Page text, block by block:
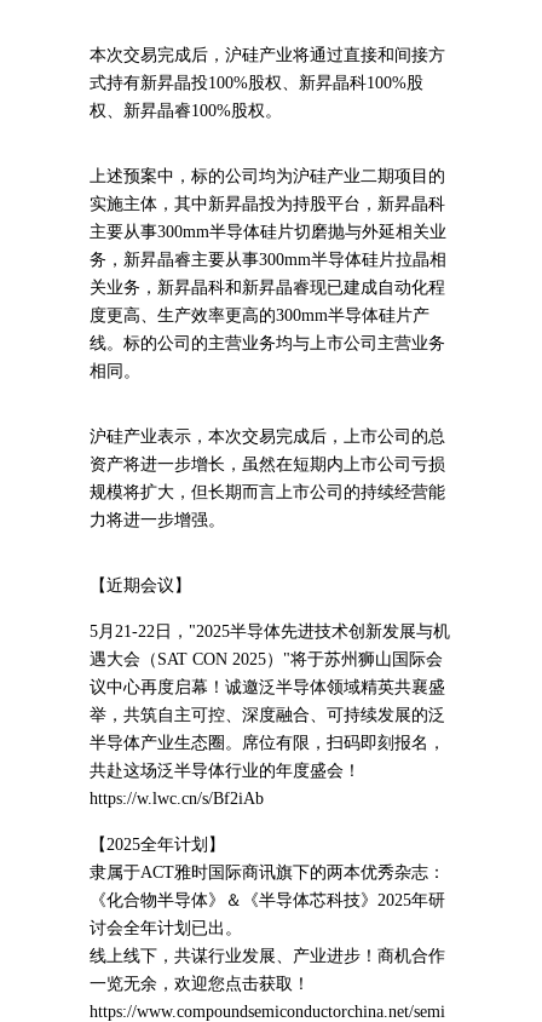
本次交易完成后，沪硅产业将通过直接和间接方
式持有新昇晶投100%股权、新昇晶科100%股
权、新昇晶睿100%股权。
上述预案中，标的公司均为沪硅产业二期项目的
实施主体，其中新昇晶投为持股平台，新昇晶科
主要从事300mm半导体硅片切磨抛与外延相关业
务，新昇晶睿主要从事300mm半导体硅片拉晶相
关业务，新昇晶科和新昇晶睿现已建成自动化程
度更高、生产效率更高的300mm半导体硅片产
线。标的公司的主营业务均与上市公司主营业务
相同。
沪硅产业表示，本次交易完成后，上市公司的总
资产将进一步增长，虽然在短期内上市公司亏损
规模将扩大，但长期而言上市公司的持续经营能
力将进一步增强。
【近期会议】
5月21-22日，"2025半导体先进技术创新发展与机
遇大会（SAT CON 2025）"将于苏州狮山国际会
议中心再度启幕！诚邀泛半导体领域精英共襄盛
举，共筑自主可控、深度融合、可持续发展的泛
半导体产业生态圈。席位有限，扫码即刻报名，
共赴这场泛半导体行业的年度盛会！
https://w.lwc.cn/s/Bf2iAb
【2025全年计划】
隶属于ACT雅时国际商讯旗下的两本优秀杂志：
《化合物半导体》＆《半导体芯科技》2025年研
讨会全年计划已出。
线上线下，共谋行业发展、产业进步！商机合作
一览无余，欢迎您点击获取！
https://www.compoundsemiconductorchina.net/semi